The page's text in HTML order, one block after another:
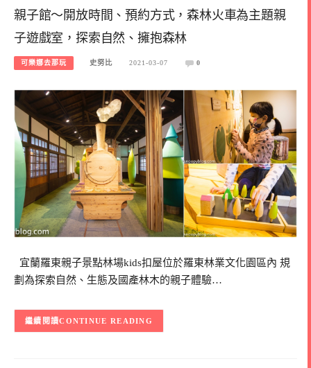
親子館～開放時間、預約方式，森林火車為主題親
子遊戲室，探索自然、擁抱森林
可樂娜去那玩 史努比 2021-03-07 0
宜蘭羅東親子景點林場kids扣屋位於羅東林業文化園區內 規
劃為探索自然、生態及國產林木的親子體驗…
CONTINUE READING